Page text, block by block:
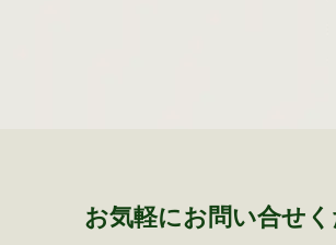
お気軽にお問い合せ